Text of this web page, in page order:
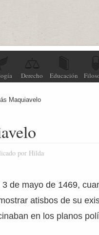
Derecho Educación
Maquiavelo
por Hilda
de mayo de 1469,
atisbos de su
en los planos